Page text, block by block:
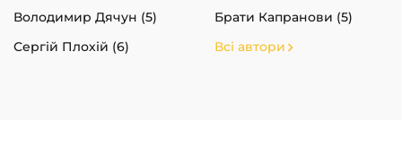
Володимир Дячун (5)
Брати Капранови (5)
Сергій Плохій (6)
Всі автори